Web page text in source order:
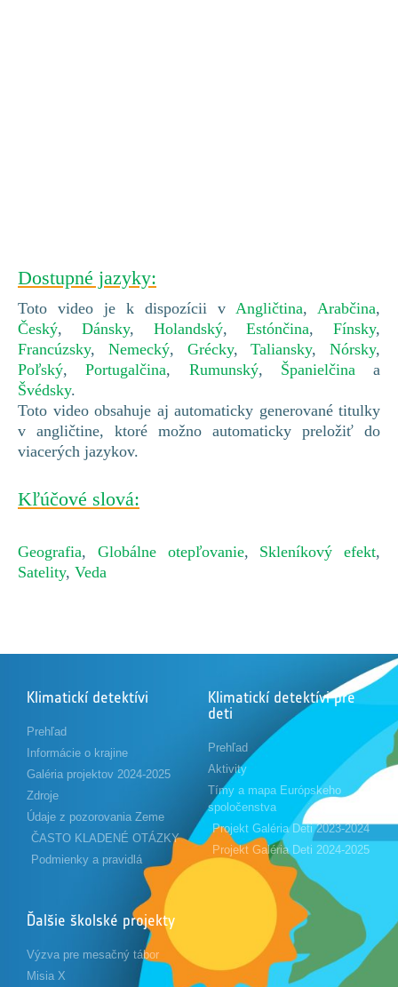
Dostupné jazyky:
Toto video je k dispozícii v Angličtina, Arabčina,
Český, Dánsky, Holandský,Estónčina, Fínsky,
Francúzsky, Nemecký, Grécky,Taliansky, Nórsky,
Poľský,Portugalčina, Rumunský, Španielčina a
Švédsky.
Toto video obsahuje aj automaticky generované titulky
v angličtine, ktoré možno automaticky preložiť do
viacerých jazykov.
Kľúčové slová:
Geografia, Globálne otepľovanie, Skleníkový efekt,
Satelity, Veda
Klimatickí detektívi
Prehľad
Informácie o krajine
Galéria projektov 2024-2025
Zdroje
Údaje z pozorovania Zeme
ČASTO KLADENÉ OTÁZKY
Podmienky a pravidlá
Klimatickí detektívi pre
deti
Prehľad
Aktivity
Tímy a mapa Európskeho
spoločenstva
Projekt Galéria Deti 2023-2024
Projekt Galéria Deti 2024-2025
Ďalšie školské projekty
Výzva pre mesačný tábor
Misia X